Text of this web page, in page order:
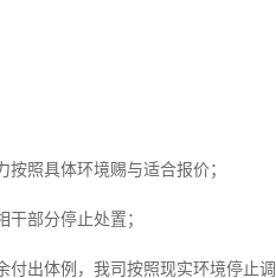
照具体环境赐与适合报价；
部分停止处置；
付出体例，我司按照现实环境停止